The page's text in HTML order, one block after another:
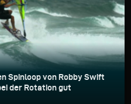
Spinloop von Robby Swift
der Rotation gut